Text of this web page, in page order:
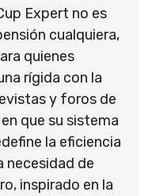
Expert no es
cualquiera,
quienes
rígida con la
y foros de
que su sistema
la eficiencia
necesidad de
inspirado en la